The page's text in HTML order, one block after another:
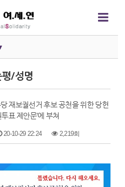
평/성명
재보궐선거 후보 공천을 위한 당헌
표 제안문’에 부쳐
20-10-29 22:24 2,219회